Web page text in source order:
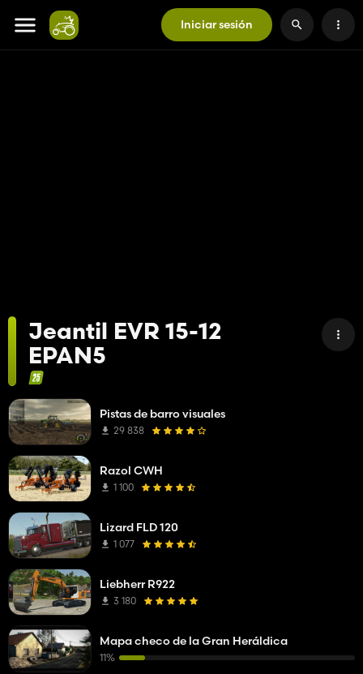
Iniciar sesión
Jeantil EVR 15-12
EPAN5
Pistas de barro visuales
29 838
Razol CWH
1 100
Lizard FLD 120
1 077
Liebherr R922
3 180
Mapa checo de la Gran Heráldica
11%